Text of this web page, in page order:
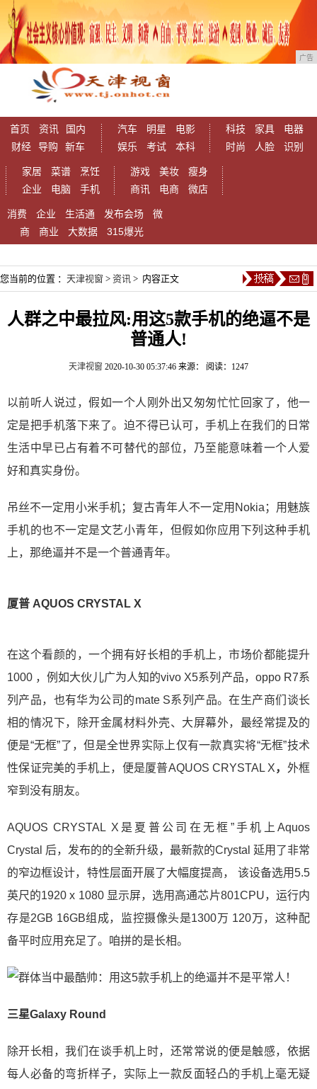
广告
首页 资讯
国内
财经
导购 新车
汽车 明星
电影
娱乐
考试 本科
科技 家具
电器
时尚
人脸 识别
家居 菜谱
烹饪
企业
电脑 手机
游戏 美妆
瘦身
商讯
电商 微店
消费 企业 生活通 发布会场
微
商
商业 大数据 315爆光
您当前的位置 ： 天津视窗 > 资讯 > 内容正文
人群之中最拉风:用这5款手机的绝逼不是
普通人!
天津视窗 2020-10-30 05:37:46 来源： 阅读：1247
以前听人说过，假如一个人刚外出又匆匆忙忙回家了，他一
定是把手机落下来了。迫不得已认可，手机上在我们的日常
生活中早已占有着不可替代的部位，乃至能意味着一个人爱
好和真实身份。
吊丝不一定用小米手机；复古青年人不一定用Nokia；用魅族
手机的也不一定是文艺小青年，但假如你应用下列这种手机
上，那绝逼并不是一个普通青年。
厦普 AQUOS CRYSTAL X
在这个看颜的，一个拥有好长相的手机上，市场价都能提升
1000 ，例如大伙儿广为人知的vivo X5系列产品，oppo R7系
列产品，也有华为公司的mate S系列产品。在生产商们谈长
相的情况下，除开金属材料外壳、大屏幕外，最经常提及的
便是“无框”了，但是全世界实际上仅有一款真实将“无框”技术
性保证完美的手机上，便是厦普AQUOS CRYSTAL X， 外框
窄到没有朋友。
AQUOS CRYSTAL X是夏普公司在无框”手机上Aquos
Crystal 后，发布的的全新升级，最新款的Crystal 延用了非常
的窄边框设计，特性层面开展了大幅度提高， 该设备选用5.5
英尺的1920 x 1080 显示屏，选用高通芯片801CPU，运行内
存是2GB 16GB组成，监控摄像头是1300万 120万，这种配
备平时应用充足了。咱拼的是长相。
三星Galaxy Round
除开长相，我们在谈手机上时，还常常说的便是触感，依据
每人必备的弯折样子，实际上一款反面轻凸的手机上毫无疑